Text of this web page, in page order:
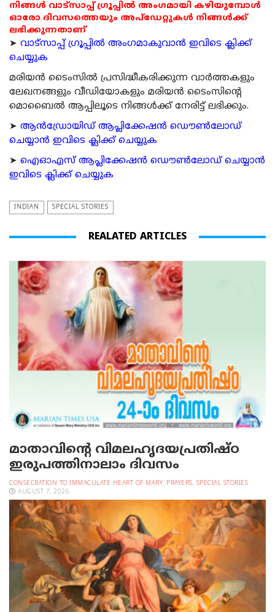
നിങ്ങൾ വാട്സാപ്പ് ഗ്രൂപ്പിൽ അംഗമായി കഴിയുമ്പോൾ
ഓരോ ദിവസത്തെയും അപ്ഡേറ്റുകൾ നിങ്ങൾക്ക്
ലഭിക്കുന്നതാണ്
➤ വാട്സാപ്പ് ഗ്രൂപ്പിൽ അംഗമാകുവാൻ ഇവിടെ ക്ലിക്ക്
ചെയ്യുക
മരിയന്‍ ടൈംസില്‍ പ്രസിദ്ധീകരിക്കുന്ന വാര്‍ത്തകളും
ലേഖനങ്ങളും വീഡിയോകളും മരിയന്‍ ടൈംസിന്റെ
മൊബൈല്‍ ആപ്പിലൂടെ നിങ്ങള്‍ക്ക് നേരിട്ട് ലഭിക്കും.
➤ ആന്‍ഡ്രോയിഡ് ആപ്ലിക്കേഷന്‍ ഡൌണ്‍ലോഡ്
ചെയ്യാന്‍ ഇവിടെ ക്ലിക്ക് ചെയ്യുക
➤ ഐഓഎസ് ആപ്ലിക്കേഷന്‍ ഡൌണ്‍ലോഡ് ചെയ്യാന്‍
ഇവിടെ ക്ലിക്ക് ചെയ്യുക
INDIAN SPECIAL STORIES
REALATED ARTICLES
മാതാവിന്റെ വിമലഹൃദയപ്രതിഷ്ഠ
ഇരുപത്തിനാലാം ദിവസം
CONSECRATION TO IMMACULATE HEART OF MARY, PRAYERS, SPECIAL STORIES
AUGUST 7, 2026